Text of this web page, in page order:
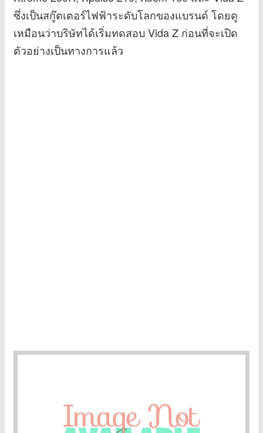
ซึ่งเป็นสกู๊ตเตอร์ไฟฟ้าระดับโลกของแบรนด์ โดยดู
เหมือนว่าบริษัทได้เริ่มทดสอบ Vida Z ก่อนที่จะเปิด
ตัวอย่างเป็นทางการแล้ว